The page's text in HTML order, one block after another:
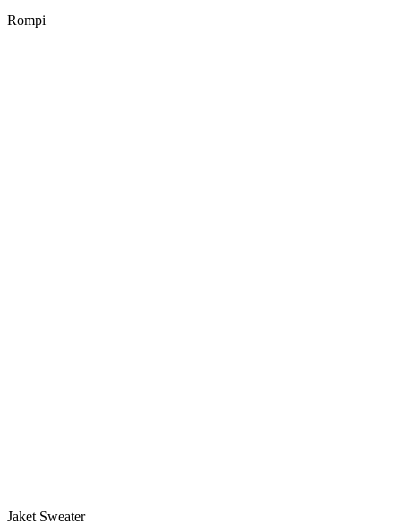
Rompi
Jaket Sweater